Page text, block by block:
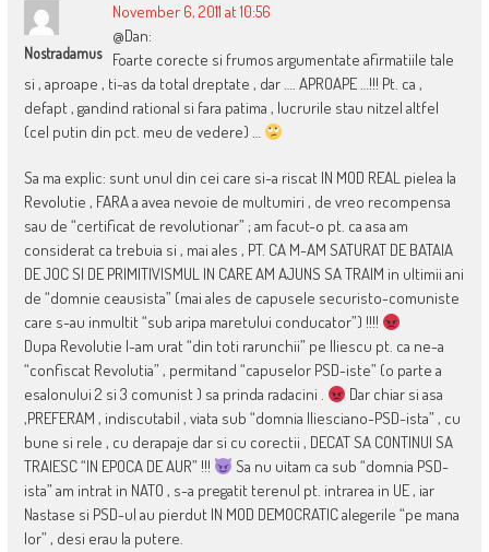
Nostradamus
November 6, 2011 at 10:56
@Dan:
Foarte corecte si frumos argumentate afirmatiile tale
si , aproape , ti-as da total dreptate , dar …. APROAPE …!!! Pt. ca ,
defapt , gandind rational si fara patima , lucrurile stau nitzel altfel
(cel putin din pct. meu de vedere) …
Sa ma explic: sunt unul din cei care si-a riscat IN MOD REAL pielea la
Revolutie , FARA a avea nevoie de multumiri , de vreo recompensa
sau de “certificat de revolutionar” ; am facut-o pt. ca asa am
considerat ca trebuia si , mai ales , PT. CA M-AM SATURAT DE BATAIA
DE JOC SI DE PRIMITIVISMUL IN CARE AM AJUNS SA TRAIM in ultimii ani
de “domnie ceausista” (mai ales de capusele securisto-comuniste
care s-au inmultit “sub aripa maretului conducator”) !!!!
Dupa Revolutie l-am urat “din toti rarunchii” pe Iliescu pt. ca ne-a
“confiscat Revolutia” , permitand “capuselor PSD-iste” (o parte a
esalonului 2 si 3 comunist ) sa prinda radacini .
Dar chiar si asa
,PREFERAM , indiscutabil , viata sub “domnia Iliesciano-PSD-ista” , cu
bune si rele , cu derapaje dar si cu corectii , DECAT SA CONTINUI SA
TRAIESC “IN EPOCA DE AUR” !!!
Sa nu uitam ca sub “domnia PSD-
ista” am intrat in NATO , s-a pregatit terenul pt. intrarea in UE , iar
Nastase si PSD-ul au pierdut IN MOD DEMOCRATIC alegerile “pe mana
lor” , desi erau la putere.